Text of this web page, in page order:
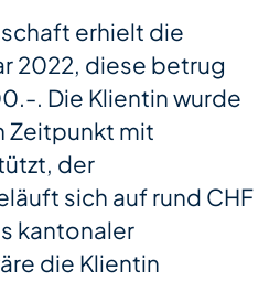
erhielt die
2022, diese betrug
. Die Klientin wurde
Zeitpunkt mit
der
sich auf rund CHF
kantonaler
die Klientin